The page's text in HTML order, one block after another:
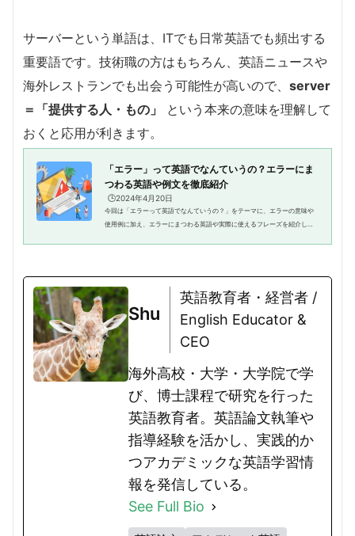
サーバーという単語は、ITでも日常英語でも頻出する
重要語です。 技術職の方はもちろん、英語ニュースや
海外レストランでも出会う可能性が高いので、 server
＝「提供する人・もの」
という本来の意味を理解して
おくと応用が利きます。
「エラー」って英語でなんていうの？エラーにま
つわる英語や例文を徹底紹介
🕒️2024年4月20日
今回は「エラーって英語でなんていうの？」をテーマに、エラーの意味や
使用例に加え、エラーにまつわる英語や実際に使えるフレーズを紹介しま
Shu
英語教育者・経営者 /
English Educator &
CEO
海外高校・大学・大学院で学
び、博士課程で研究を行った
英語教育者。英語論文執筆や
指導経験を活かし、実践的か
つアカデミックな英語学習情
報を発信している。
See Full Bio